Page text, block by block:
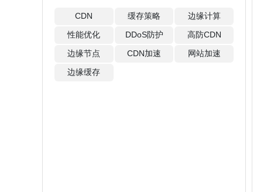
CDN 缓存策略
边缘计算
性能优化
DDoS防护
高防CDN
边缘节点
CDN加速
网站加速
边缘缓存